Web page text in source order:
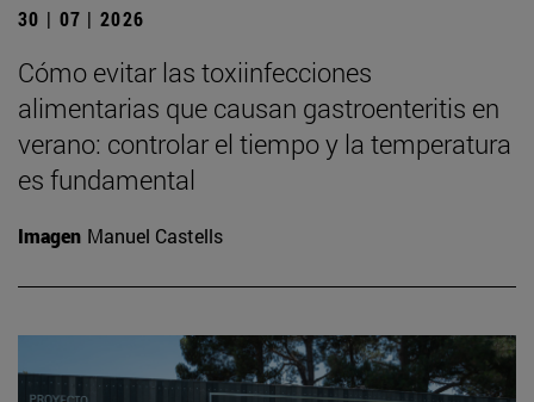
30 | 07 | 2026
Cómo evitar las toxiinfecciones
alimentarias que causan gastroenteritis en
verano: controlar el tiempo y la temperatura
es fundamental
Imagen Manuel Castells